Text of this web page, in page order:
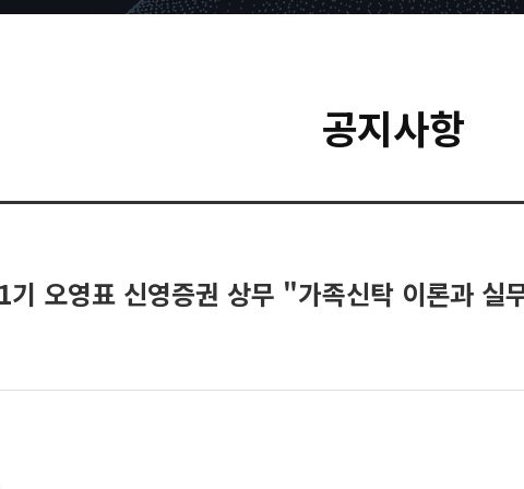
공지사항
오영표 신영증권 상무 "가족신탁 이론과 실